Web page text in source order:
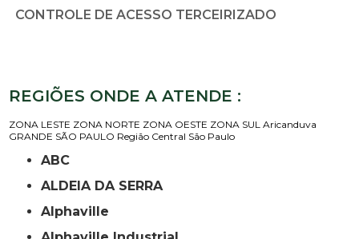
CONTROLE DE ACESSO TERCEIRIZADO
REGIÕES ONDE A ATENDE :
ZONA LESTE ZONA NORTE ZONA OESTE ZONA SUL Aricanduva
GRANDE SÃO PAULO Região Central São Paulo
ABC
ALDEIA DA SERRA
Alphaville